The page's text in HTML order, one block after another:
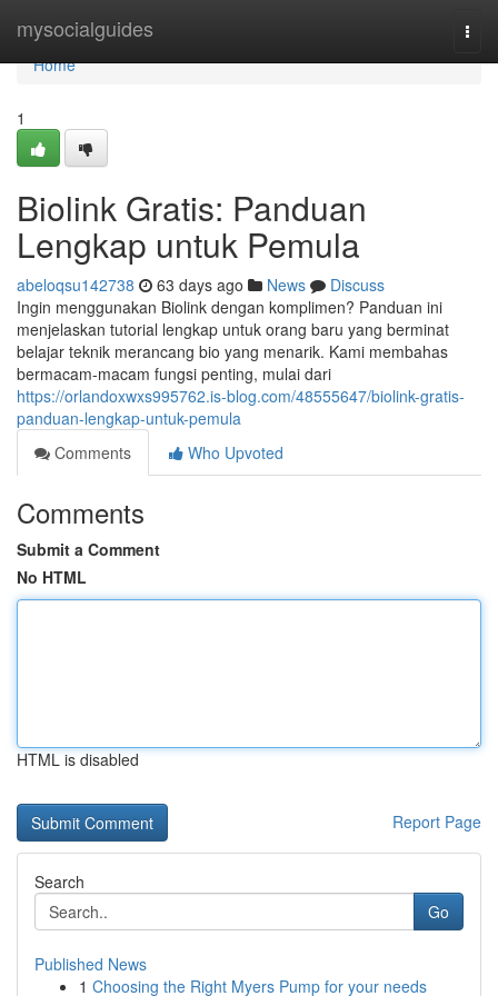
mysocialguides
Home
Home
1
Biolink Gratis: Panduan
Lengkap untuk Pemula
abeloqsu142738 63 days ago News
Discuss
Ingin menggunakan Biolink dengan komplimen? Panduan ini
menjelaskan tutorial lengkap untuk orang baru yang berminat
belajar teknik merancang bio yang menarik. Kami membahas
bermacam-macam fungsi penting, mulai dari
https://orlandoxwxs995762.is-blog.com/48555647/biolink-gratis-
panduan-lengkap-untuk-pemula
Comments
Who Upvoted
Comments
Submit a Comment
No HTML
HTML is disabled
Report Page
Search
Go
Published News
1 Choosing the Right Myers Pump for your needs